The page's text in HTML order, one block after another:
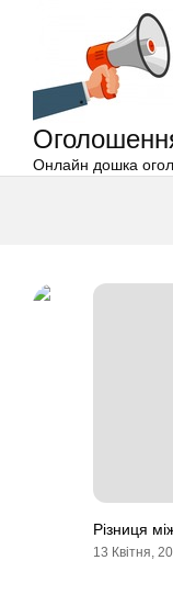
Онлайн дошка
Різниця
13 Квітня,